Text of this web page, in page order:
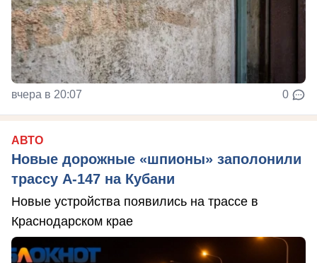
вчера в 20:07 0
АВТО
Новые дорожные «шпионы» заполонили
трассу А-147 на Кубани
Новые устройства появились на трассе в
Краснодарском крае